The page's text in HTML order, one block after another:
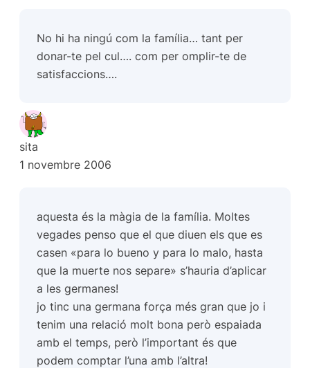
No hi ha ningú com la família… tant per
donar-te pel cul…. com per omplir-te de
satisfaccions….
sita
1 novembre 2006
aquesta és la màgia de la família. Moltes
vegades penso que el que diuen els que es
casen «para lo bueno y para lo malo, hasta
que la muerte nos separe» s’hauria d’aplicar
a les germanes!
jo tinc una germana força més gran que jo i
tenim una relació molt bona però espaiada
amb el temps, però l’important és que
podem comptar l’una amb l’altra!